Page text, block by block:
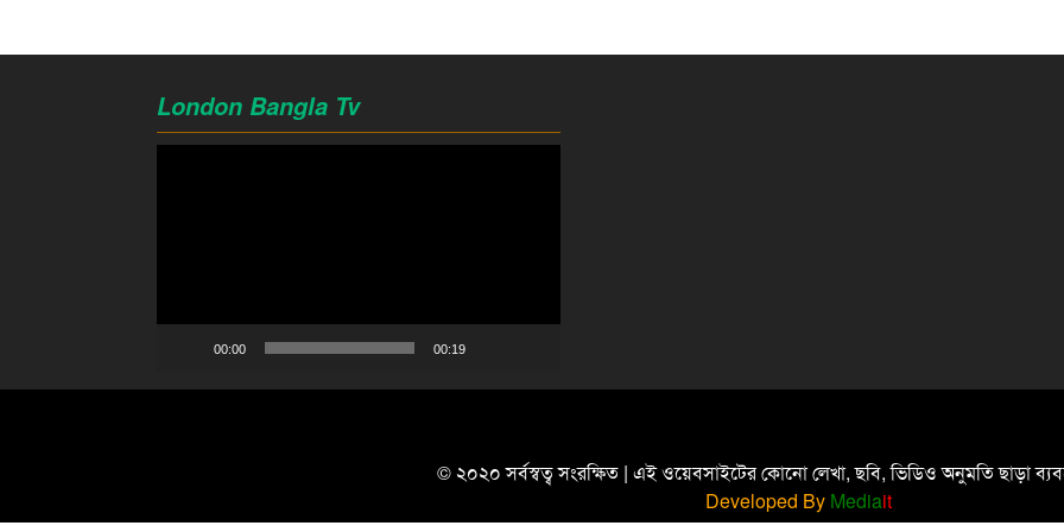
London Bangla Tv
00:00 00:19
© ২০২০ সর্বস্বত্ব সংরক্ষিত | এই ওয়েবসাইটের কোনো লেখা, ছবি, ভিডিও অনুমতি ছাড়া
Developed By Mediait